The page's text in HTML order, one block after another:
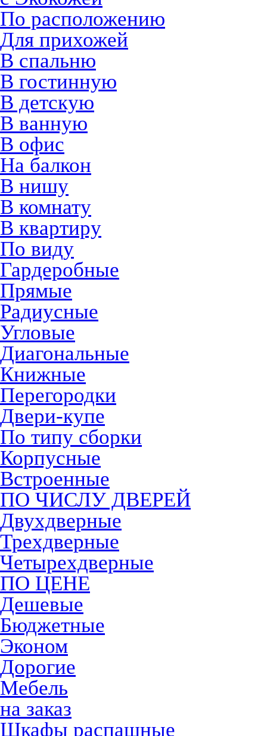
По расположению
Для прихожей
В спальню
В гостинную
В детскую
В ванную
В офис
На балкон
В нишу
В комнату
В квартиру
По виду
Гардеробные
Прямые
Радиусные
Угловые
Диагональные
Книжные
Перегородки
Двери-купе
По типу сборки
Корпусные
Встроенные
ПО ЧИСЛУ ДВЕРЕЙ
Двухдверные
Трехдверные
Четырехдверные
ПО ЦЕНЕ
Дешевые
Бюджетные
Эконом
Дорогие
Мебель
на заказ
Шкафы распашные